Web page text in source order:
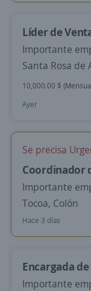
Líder de
Importante
Santa Rosa de
10,000.00 $
Ayer
Se precisa
Coordinador
Importante
Tocoa, Colón
Hace 3 días
Encargada
Importante